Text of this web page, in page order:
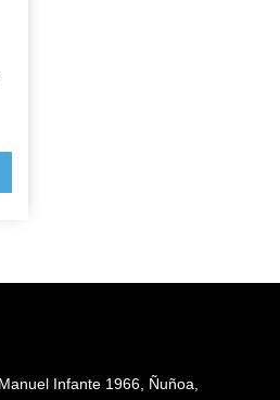
Infante 1966, Ñuñoa,